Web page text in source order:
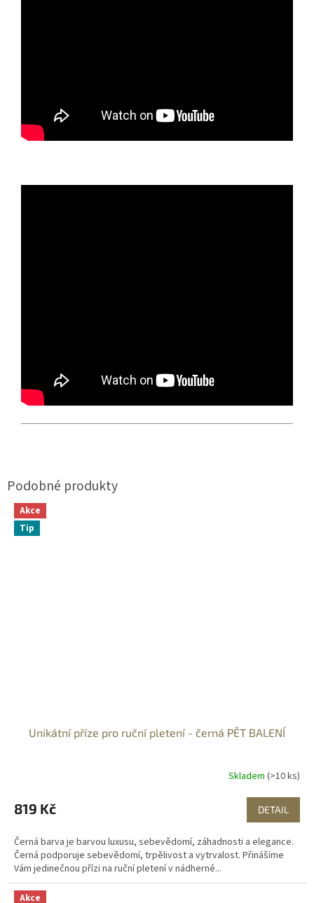
Akce
Tip
Unikátní příze pro ruční pletení - černá PĚT BALENÍ
Skladem (>10 ks)
819 Kč DETAIL
Černá barva je barvou luxusu, sebevědomí, záhadnosti a elegance.
Černá podporuje sebevědomí, trpělivost a vytrvalost. Přinášíme
Vám jedinečnou přízi na ruční pletení v nádherné...
Akce